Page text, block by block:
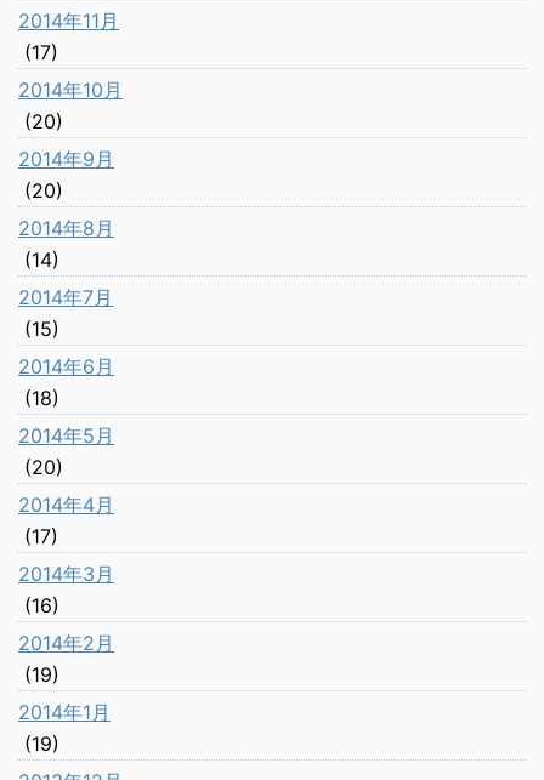
2014年11月
(17)
2014年10月
(20)
2014年9月
(20)
2014年8月
(14)
2014年7月
(15)
2014年6月
(18)
2014年5月
(20)
2014年4月
(17)
2014年3月
(16)
2014年2月
(19)
2014年1月
(19)